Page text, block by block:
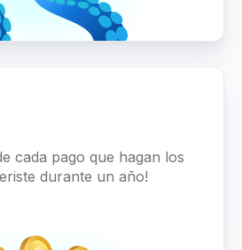
cada pago que hagan los
durante un año!